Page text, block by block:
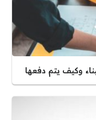
وكيف يتم دفعها